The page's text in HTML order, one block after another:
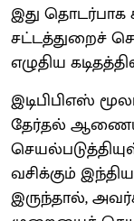
இது தொடர்பாக
சட்டத்துறைச்
எழுதிய
இடிபிபிஎஸ்
தேர்தல்
வசிக்கும்
இருந்தால்,